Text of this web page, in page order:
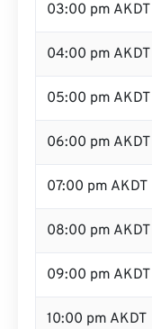
03:00 pm AKDT
04:00 pm AKDT
05:00 pm AKDT
06:00 pm AKDT
07:00 pm AKDT
08:00 pm AKDT
09:00 pm AKDT
10:00 pm AKDT